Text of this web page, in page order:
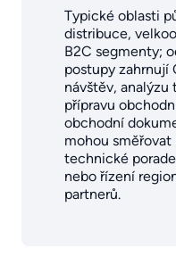
Typické oblasti
distribuce,
B2C segmenty;
postupy zahrnují
návštěv, analýzu
přípravu
obchodní
mohou směřovat
technické
nebo řízení
partnerů.